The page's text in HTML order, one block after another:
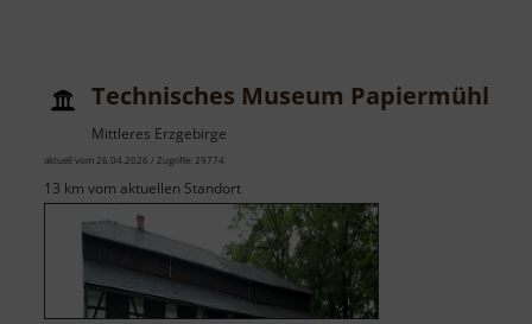
Technisches Museum Papiermühle
Mittleres Erzgebirge
aktuell vom 26.04.2026 / Zugriffe: 29774
13 km vom aktuellen Standort